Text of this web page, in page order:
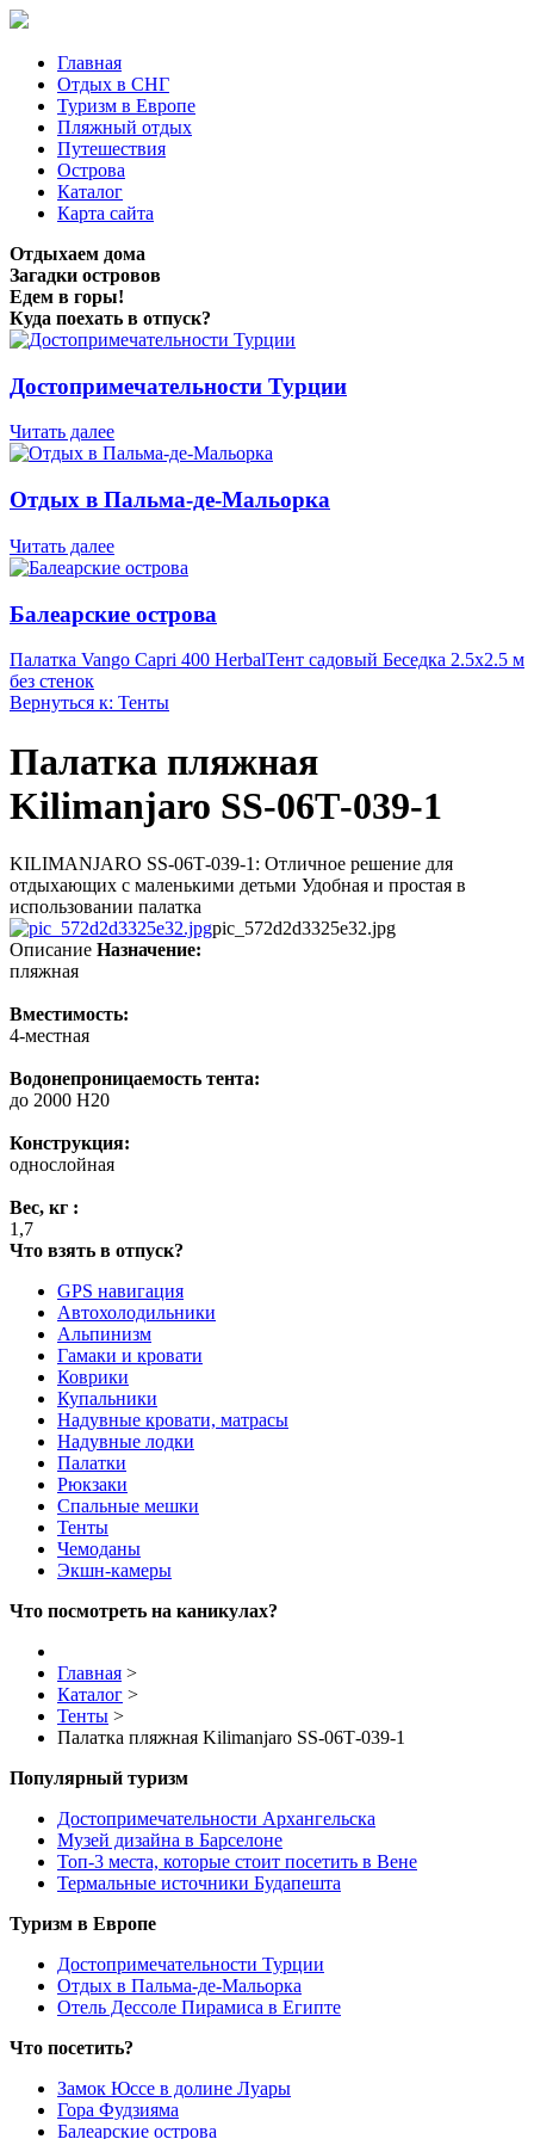
Главная
Отдых в СНГ
Туризм в Европе
Пляжный отдых
Путешествия
Острова
Каталог
Карта сайта
Отдыхаем дома
Загадки островов
Едем в горы!
Куда поехать в отпуск?
Достопримечательности Турции
Читать далее
Отдых в Пальма-де-Мальорка
Читать далее
Балеарские острова
Палатка Vango Capri 400 HerbalТент садовый Беседка 2.5х2.5 м
без стенок
Вернуться к: Тенты
Палатка пляжная
Kilimanjaro SS-06Т-039-1
KILIMANJARO SS-06Т-039-1: Отличное решение для
отдыхающих с маленькими детьми Удобная и простая в
использовании палатка
pic_572d2d3325e32.jpg
Описание Назначение:
пляжная
Вместимость:
4-местная
Водонепроницаемость тента:
до 2000 H20
Конструкция:
однослойная
Вес, кг :
1,7
Что взять в отпуск?
GPS навигация
Автохолодильники
Альпинизм
Гамаки и кровати
Коврики
Купальники
Надувные кровати, матрасы
Надувные лодки
Палатки
Рюкзаки
Спальные мешки
Тенты
Чемоданы
Экшн-камеры
Что посмотреть на каникулах?
Главная >
Каталог >
Тенты >
Палатка пляжная Kilimanjaro SS-06Т-039-1
Популярный туризм
Достопримечательности Архангельска
Музей дизайна в Барселоне
Топ-3 места, которые стоит посетить в Вене
Термальные источники Будапешта
Туризм в Европе
Достопримечательности Турции
Отдых в Пальма-де-Мальорка
Отель Дессоле Пирамиса в Египте
Что посетить?
Замок Юссе в долине Луары
Гора Фудзияма
Балеарские острова